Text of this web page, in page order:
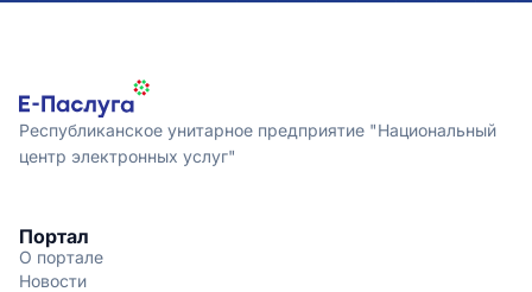
Республиканское унитарное предприятие "Национальный
центр электронных услуг"
Портал
О портале
Новости